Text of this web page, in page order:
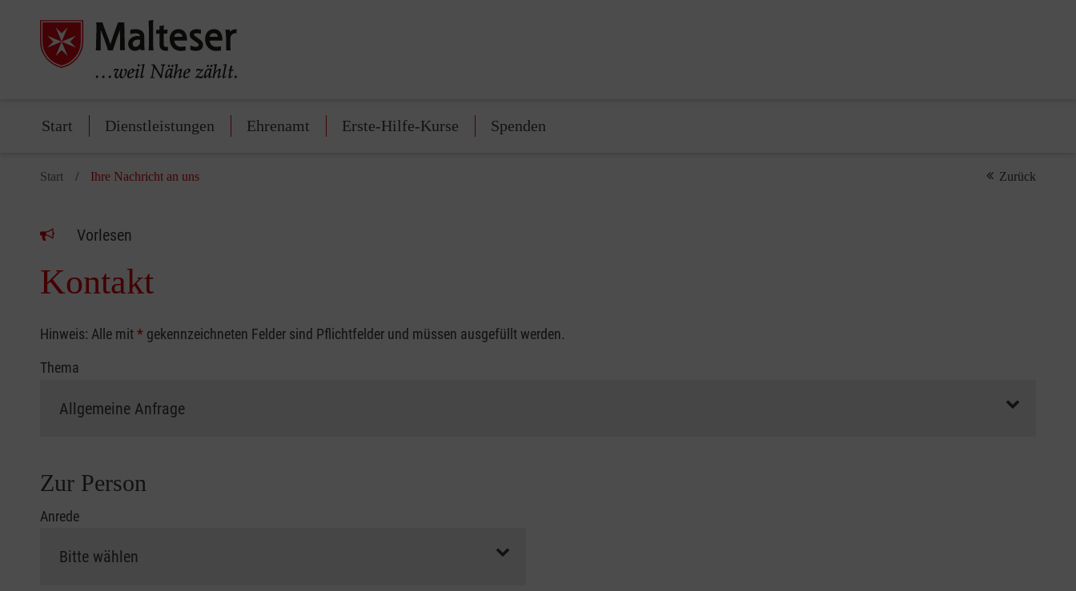
Start Dienstleistungen Ehrenamt Erste-Hilfe-Kurse Spenden
Start Ihre Nachricht an uns Zurück
Vorlesen
Kontakt
Hinweis: Alle mit* gekennzeichneten Felder sind Pflichtfelder und müssen ausgefüllt werden.
Thema
Zur Person
Anrede